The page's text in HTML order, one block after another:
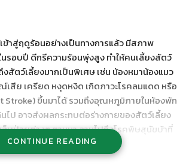
ข้าสู่ฤดูร้อนอย่างเป็นทางการแล้ว มีสภาพ
รอบปี ดีกรีความร้อนพุ่งสูง ทำให้คนเลี้ยงสัตว์
สัตว์เลี้ยงมากเป็นพิเศษ เช่น น้องหมาน้องแมว
เสีย เครียด หงุดหงิด เกิดภาวะโรคลมแดด หรือ
Stroke) ขึ้นมาได้ รวมถึงอุณหภูมิภายในห้องพัก
ไป อาจส่งผลกระทบต่อร่างกายของสัตว์เลี้ยง
จ็บป่วยต่างๆ ตามมา ลามไปถึงโรคพิษสุนัขบ้าที่
วงฤดูร้อน ปัญหาเหล่านี้ล้วนทำให้คนรักสัตว์ต่าง
งมาก
CONTINUE READING